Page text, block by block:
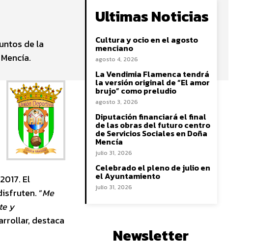
de la
El
“Me
y
destaca
Ultimas Noticias
Cultura y ocio en el agosto
menciano
agosto 4, 2026
La Vendimia Flamenca tendrá
la versión original de “El amor
brujo” como preludio
agosto 3, 2026
Diputación financiará el final
de las obras del futuro centro
de Servicios Sociales en Doña
Mencía
julio 31, 2026
Celebrado el pleno de julio en
el Ayuntamiento
julio 31, 2026
Newsletter